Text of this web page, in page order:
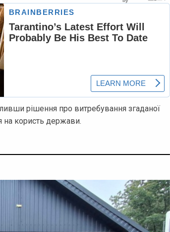
рішення про витребування згаданої
на користь держави.